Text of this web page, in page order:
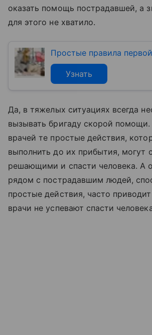
оказать помощь пострадавшей, а
для этого не хватило.
Простые правила
Узнать
Да, в тяжелых ситуациях всегда
вызывать бригаду скорой
врачей те простые действия,
выполнить до их прибытия, могут
решающими и спасти человека. А
рядом с пострадавшим людей,
простые действия, часто
врачи не успевают спасти